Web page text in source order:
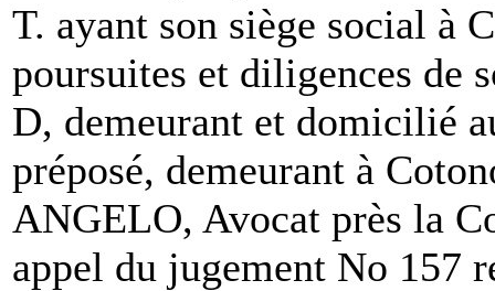
T. ayant son siège social à
poursuites et diligences de
D, demeurant et domicilié
préposé, demeurant à
ANGELO, Avocat près la
appel du jugement No 157